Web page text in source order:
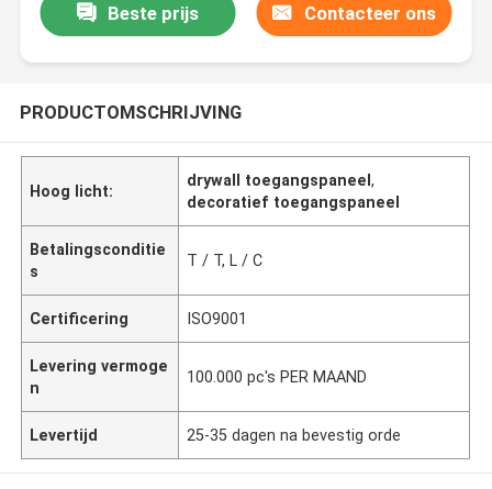
Beste prijs Contacteer ons
PRODUCTOMSCHRIJVING
Hoog licht:
drywall toegangspaneel,
decoratief toegangspaneel
Betalingsconditie
s
T / T, L / C
Certificering ISO9001
Levering vermoge
n
100.000 pc's PER MAAND
Levertijd 25-35 dagen na bevestig orde